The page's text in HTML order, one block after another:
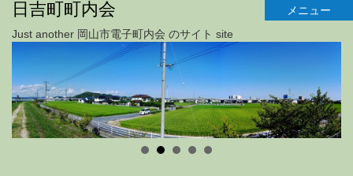
日吉町町内会
メニュー
Just another 岡山市電子町内会 のサイト site